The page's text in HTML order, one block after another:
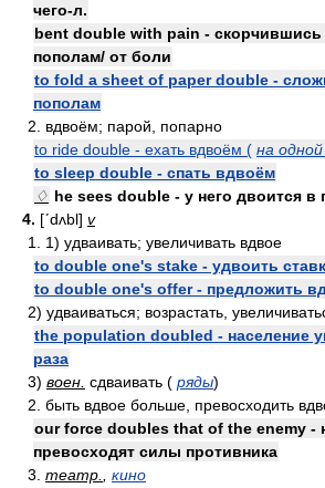
чего-л.
bent double with pain - скорчившись
пополам/ от боли
to fold a sheet of paper double -
пополам
2. вдвоём; парой, попарно
to ride double - ехать вдвоём ( на
to sleep double - спать вдвоём
♢ he sees double - у него двоится в
4. [ʹdʌbl] v
1. 1) удваивать; увеличивать вдвое
to double one's stake - удвоить
to double one's offer - предложить
2) удваиваться; возрастать,
the population doubled - население
раза
3) воен. сдваивать ( ряды)
2. быть вдвое больше, превосходить
our force doubles that of the enemy
превосходят силы противника
3. театр.
кино